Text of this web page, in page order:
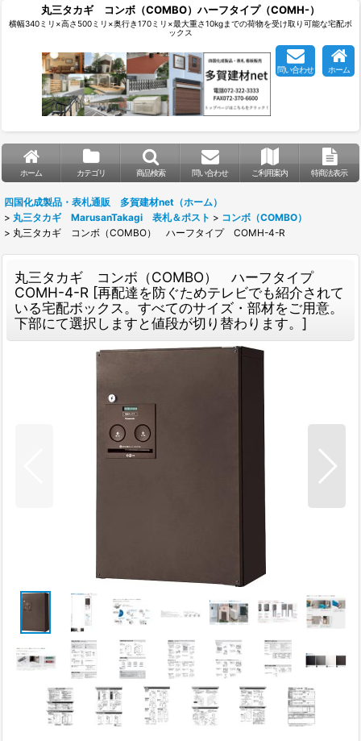
丸三タカギ コンボ（COMBO）ハーフタイプ（COMH-）
横幅340ミリ×高さ500ミリ×奥行き170ミリ×最大重さ10kgまでの荷物を受け取り可能な宅配ボ
ックス
問い合わせ ホーム
ホーム カテゴリ 商品検索 問い合わせ ご利用案内 特商法表示
四国化成製品・表札通販 多賀建材net（ホーム）
> 丸三タカギ MarusanTakagi 表札＆ポスト > コンボ（COMBO）
> 丸三タカギ コンボ（COMBO） ハーフタイプ COMH-4-R
丸三タカギ コンボ（COMBO） ハーフタイプ
COMH-4-R [再配達を防ぐためテレビでも紹介されて
いる宅配ボックス。すべてのサイズ・部材をご用意。
下部にて選択しますと値段が切り替わります。 ]